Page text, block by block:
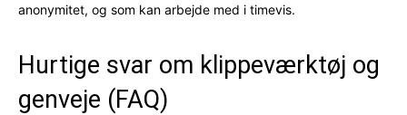
anonymitet, og som kan arbejde med i timevis.
Hurtige svar om klippeværktøj og
genveje (FAQ)